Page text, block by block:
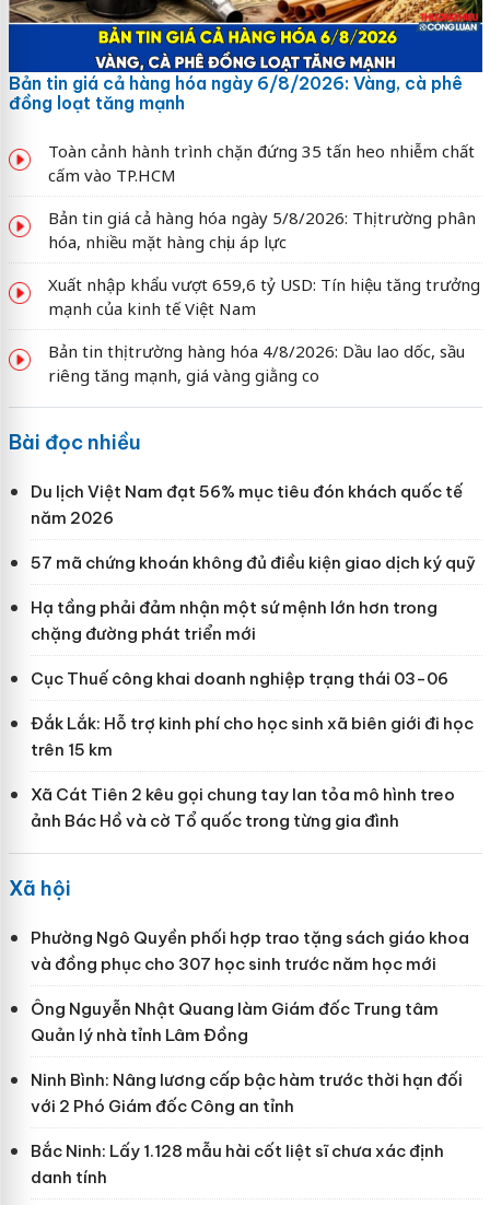
Bản tin giá cả hàng hóa ngày 6/8/2026: Vàng, cà phê
đồng loạt tăng mạnh
Toàn cảnh hành trình chặn đứng 35 tấn heo nhiễm chất
cấm vào TP.HCM
Bản tin giá cả hàng hóa ngày 5/8/2026: Thị trường phân
hóa, nhiều mặt hàng chịu áp lực
Xuất nhập khẩu vượt 659,6 tỷ USD: Tín hiệu tăng trưởng
mạnh của kinh tế Việt Nam
Bản tin thị trường hàng hóa 4/8/2026: Dầu lao dốc, sầu
riêng tăng mạnh, giá vàng giằng co
Bài đọc nhiều
Du lịch Việt Nam đạt 56% mục tiêu đón khách quốc tế
năm 2026
57 mã chứng khoán không đủ điều kiện giao dịch ký quỹ
Hạ tầng phải đảm nhận một sứ mệnh lớn hơn trong
chặng đường phát triển mới
Cục Thuế công khai doanh nghiệp trạng thái 03-06
Đắk Lắk: Hỗ trợ kinh phí cho học sinh xã biên giới đi học
trên 15 km
Xã Cát Tiên 2 kêu gọi chung tay lan tỏa mô hình treo
ảnh Bác Hồ và cờ Tổ quốc trong từng gia đình
Xã hội
Phường Ngô Quyền phối hợp trao tặng sách giáo khoa
và đồng phục cho 307 học sinh trước năm học mới
Ông Nguyễn Nhật Quang làm Giám đốc Trung tâm
Quản lý nhà tỉnh Lâm Đồng
Ninh Bình: Nâng lương cấp bậc hàm trước thời hạn đối
với 2 Phó Giám đốc Công an tỉnh
Bắc Ninh: Lấy 1.128 mẫu hài cốt liệt sĩ chưa xác định
danh tính